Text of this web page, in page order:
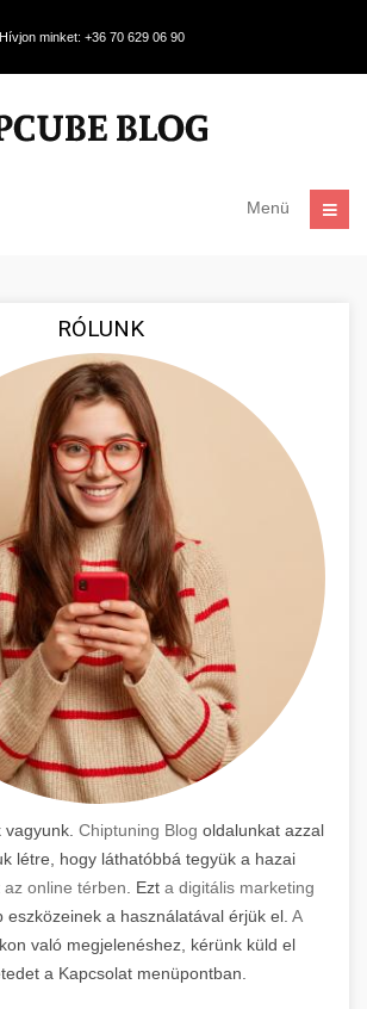
Hívjon minket: +36 70 629 06 90
Menü
RÓLUNK
Chiptuning Blog oldalunkat azzal
létre, hogy láthatóbbá tegyük a hazai
az online térben . Ezt a digitális marketing
eszközeinek a használatával érjük el. A
való megjelenéshez, kérünk küld el
a Kapcsolat menüpontban.